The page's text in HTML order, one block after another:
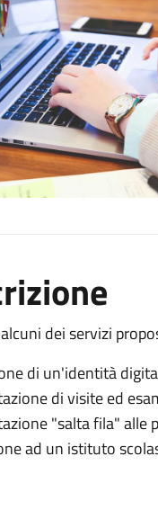
dei servizi
di un'identità
di visite ed
"salta fila" alle
ad un istituto